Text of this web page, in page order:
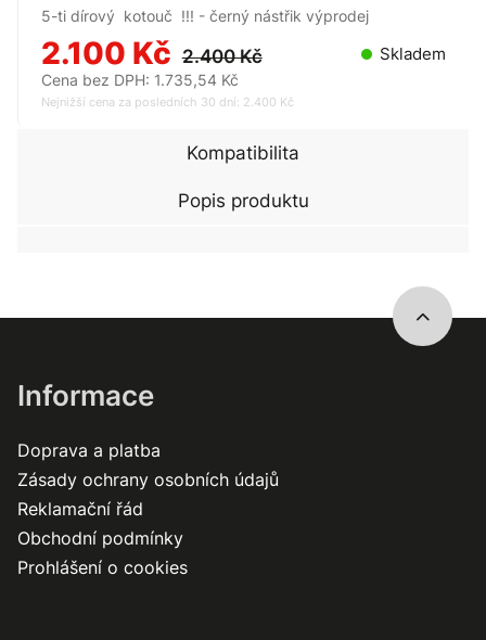
5-ti dírový kotouč !!! - černý nástřik výprodej
2.100 Kč 2.400 Kč Skladem
Cena bez DPH: 1.735,54 Kč
Nejnižší cena za posledních 30 dní: 2.400 Kč
Kompatibilita
Popis produktu
Informace
Doprava a platba
Zásady ochrany osobních údajů
Reklamační řád
Obchodní podmínky
Prohlášení o cookies